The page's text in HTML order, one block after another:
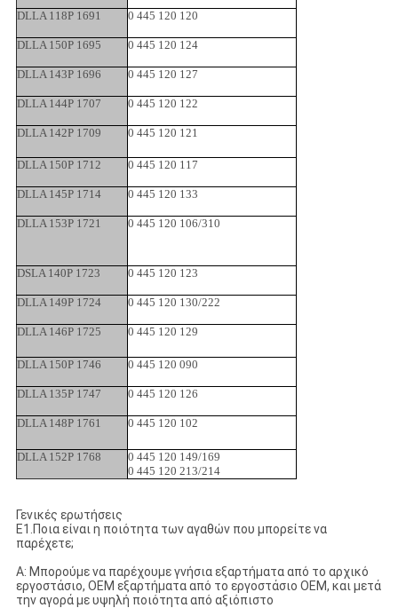
DLLA 118P 1691 0 445 120 120
DLLA 150P 1695 0 445 120 124
DLLA 143P 1696 0 445 120 127
DLLA 144P 1707 0 445 120 122
DLLA 142P 1709 0 445 120 121
DLLA 150P 1712 0 445 120 117
DLLA 145P 1714 0 445 120 133
DLLA 153P 1721 0 445 120 106/310
DSLA 140P 1723 0 445 120 123
DLLA 149P 1724 0 445 120 130/222
DLLA 146P 1725 0 445 120 129
DLLA 150P 1746 0 445 120 090
DLLA 135P 1747 0 445 120 126
DLLA 148P 1761 0 445 120 102
DLLA 152P 1768
0 445 120 149/169
0 445 120 213/214
Γενικές ερωτήσεις
Ε1.Ποια είναι η ποιότητα των αγαθών που μπορείτε να
παρέχετε;
Α: Μπορούμε να παρέχουμε γνήσια εξαρτήματα από το αρχικό
εργοστάσιο, OEM εξαρτήματα από το εργοστάσιο OEM, και μετά
την αγορά με υψηλή ποιότητα από αξιόπιστο